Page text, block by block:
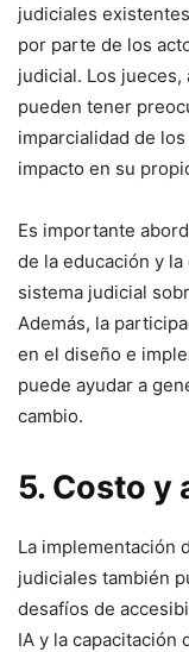
judiciales
por parte de los
judicial. Los
pueden tener
imparcialidad de
impacto en su
Es importante
de la educación y
sistema judicial
Además, la
en el diseño e
puede ayudar a
cambio.
5. Costo y
La implementación
judiciales también
desafíos de
IA y la capacitación